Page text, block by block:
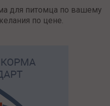
для питомца по вашему
по цене.